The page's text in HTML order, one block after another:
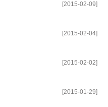
[2015-02-09]
[2015-02-04]
[2015-02-02]
[2015-01-29]